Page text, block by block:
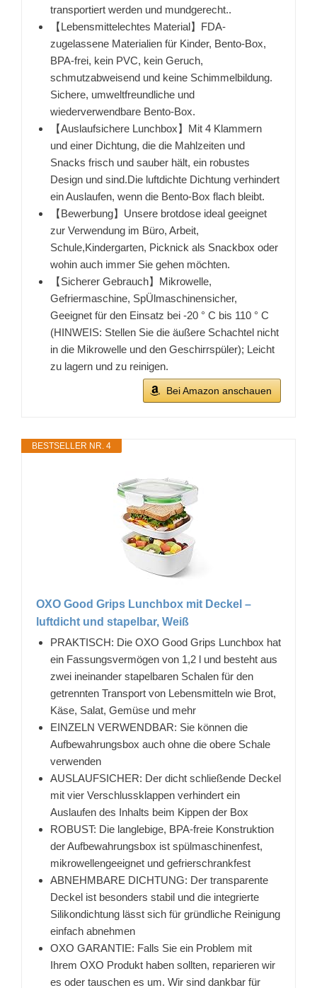
transportiert werden und mundgerecht..
【Lebensmittelechtes Material】FDA-
zugelassene Materialien für Kinder, Bento-Box,
BPA-frei, kein PVC, kein Geruch,
schmutzabweisend und keine Schimmelbildung.
Sichere, umweltfreundliche und
wiederverwendbare Bento-Box.
【Auslaufsichere Lunchbox】Mit 4 Klammern
und einer Dichtung, die die Mahlzeiten und
Snacks frisch und sauber hält, ein robustes
Design und sind.Die luftdichte Dichtung verhindert
ein Auslaufen, wenn die Bento-Box flach bleibt.
【Bewerbung】Unsere brotdose ideal geeignet
zur Verwendung im Büro, Arbeit,
Schule,Kindergarten, Picknick als Snackbox oder
wohin auch immer Sie gehen möchten.
【Sicherer Gebrauch】Mikrowelle,
Gefriermaschine, SpÜlmaschinensicher,
Geeignet für den Einsatz bei -20 ° C bis 110 ° C
(HINWEIS: Stellen Sie die äußere Schachtel nicht
in die Mikrowelle und den Geschirrspüler); Leicht
zu lagern und zu reinigen.
Bei Amazon anschauen
BESTSELLER NR. 4
OXO Good Grips Lunchbox mit Deckel –
luftdicht und stapelbar, Weiß
PRAKTISCH: Die OXO Good Grips Lunchbox hat
ein Fassungsvermögen von 1,2 l und besteht aus
zwei ineinander stapelbaren Schalen für den
getrennten Transport von Lebensmitteln wie Brot,
Käse, Salat, Gemüse und mehr
EINZELN VERWENDBAR: Sie können die
Aufbewahrungsbox auch ohne die obere Schale
verwenden
AUSLAUFSICHER: Der dicht schließende Deckel
mit vier Verschlussklappen verhindert ein
Auslaufen des Inhalts beim Kippen der Box
ROBUST: Die langlebige, BPA-freie Konstruktion
der Aufbewahrungsbox ist spülmaschinenfest,
mikrowellengeeignet und gefrierschrankfest
ABNEHMBARE DICHTUNG: Der transparente
Deckel ist besonders stabil und die integrierte
Silikondichtung lässt sich für gründliche Reinigung
einfach abnehmen
OXO GARANTIE: Falls Sie ein Problem mit
Ihrem OXO Produkt haben sollten, reparieren wir
es oder tauschen es um. Wir sind dankbar für